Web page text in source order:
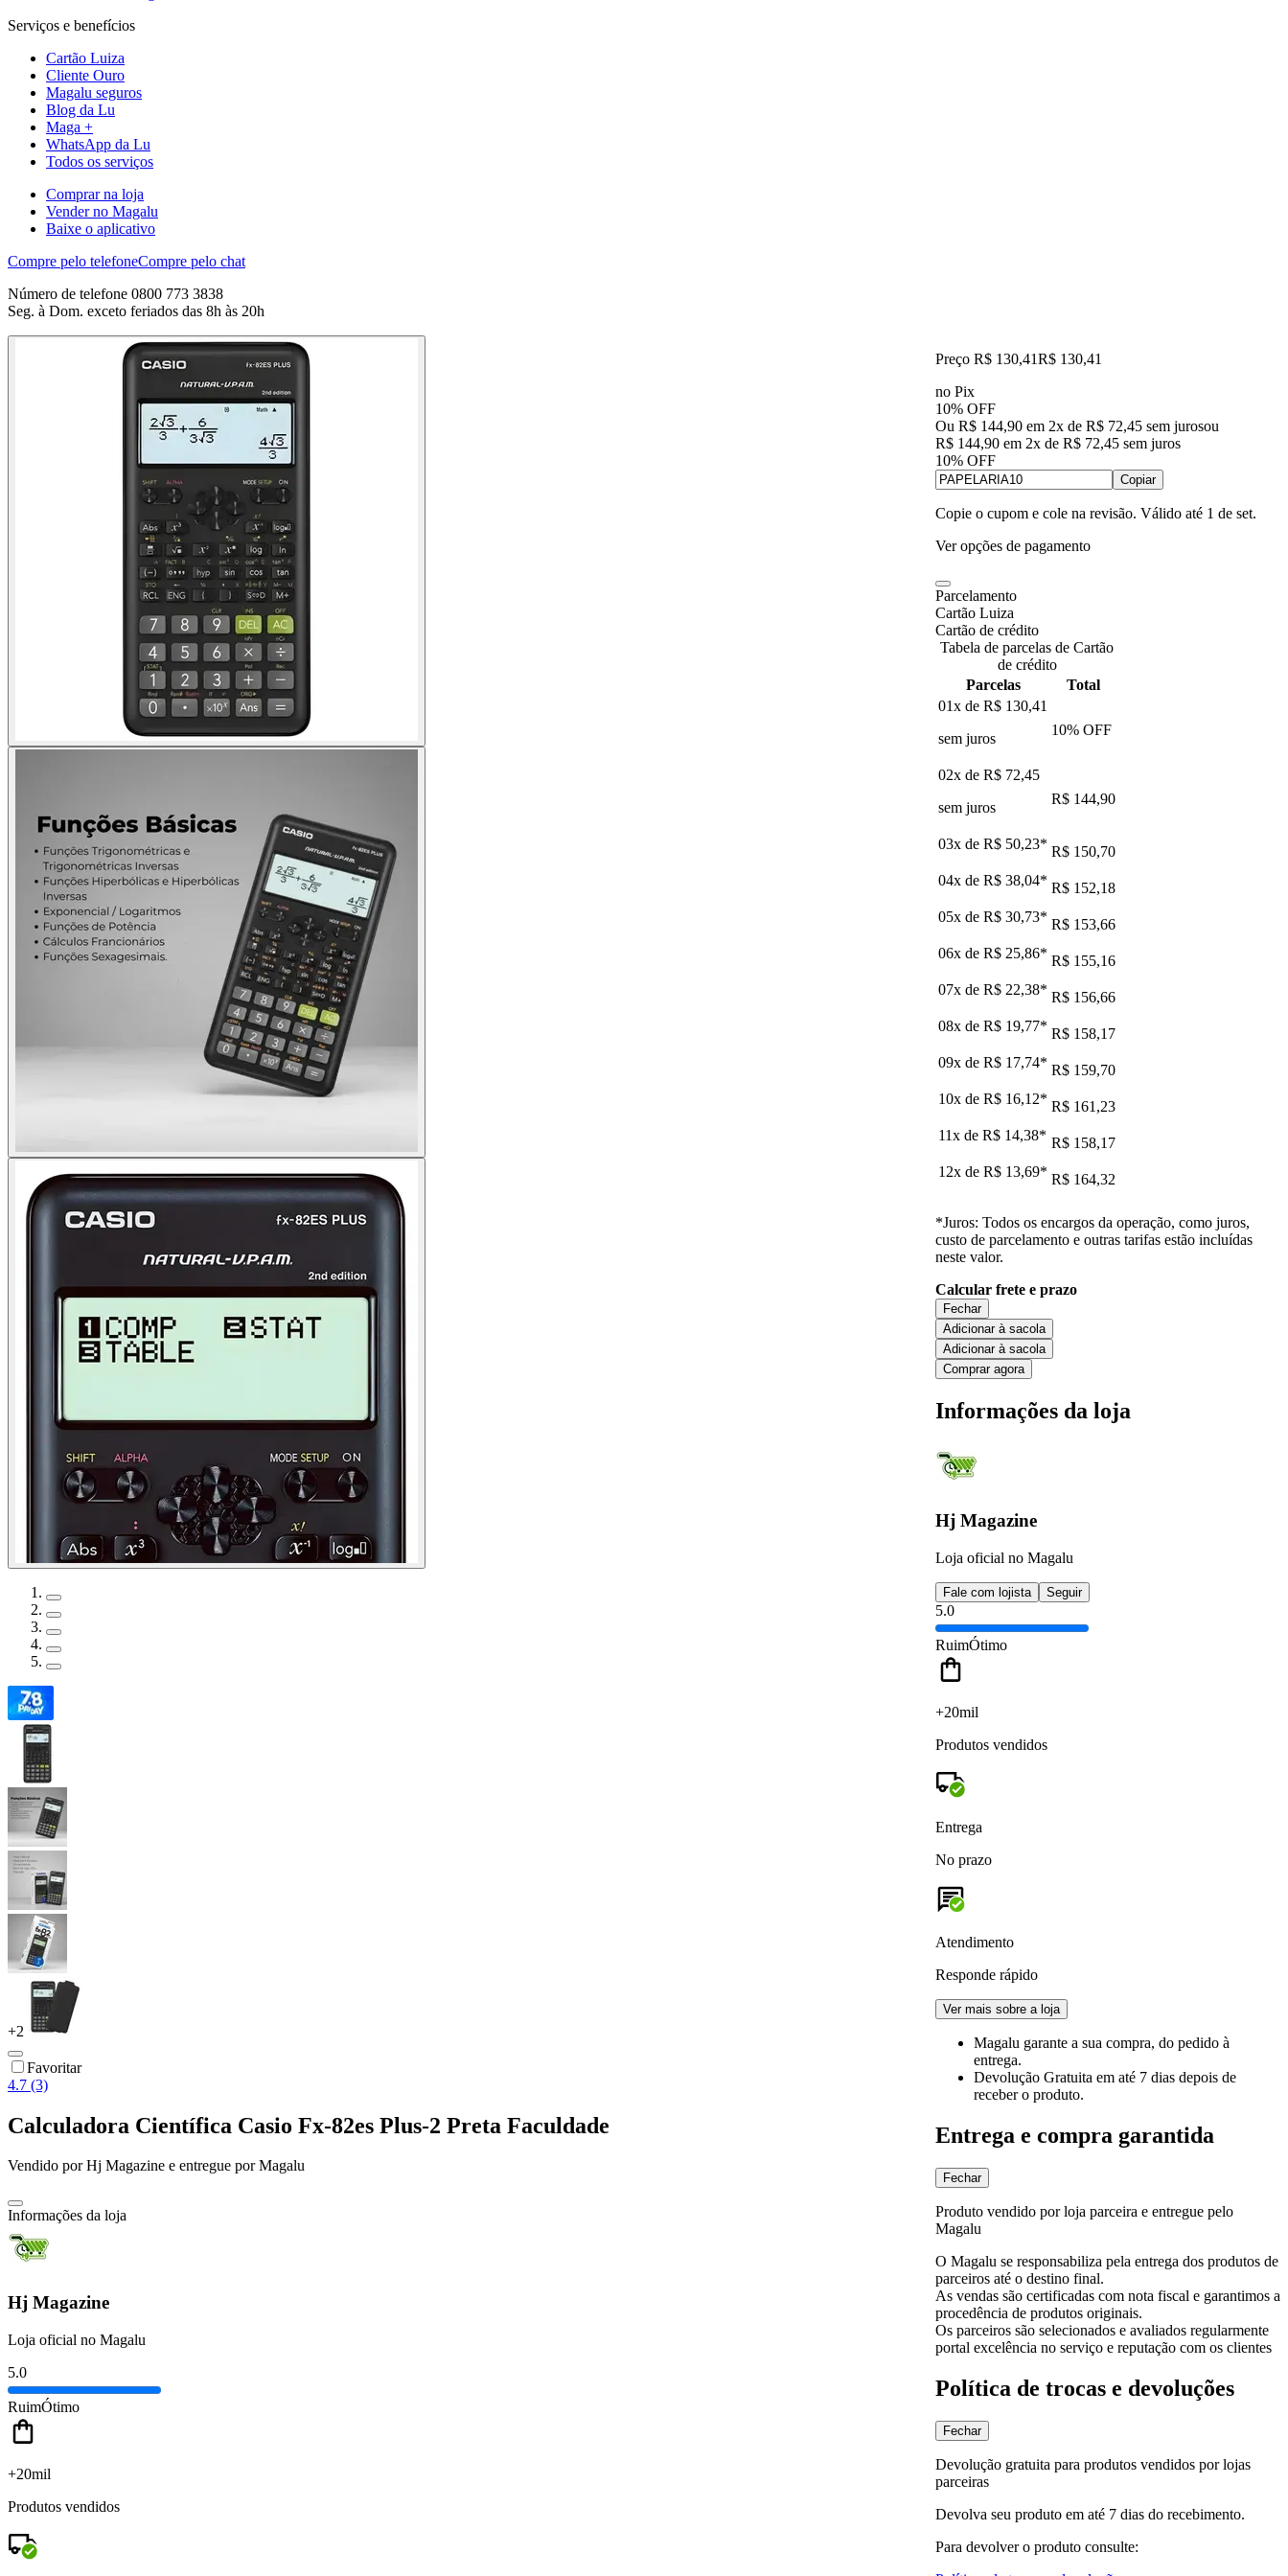
Serviços e benefícios
Cartão Luiza
Cliente Ouro
Magalu seguros
Blog da Lu
Maga +
WhatsApp da Lu
Todos os serviços
Comprar na loja
Vender no Magalu
Baixe o aplicativo
Compre pelo telefoneCompre pelo chat
Número de telefone 0800 773 3838
Seg. à Dom. exceto feriados das 8h às 20h
+2
Favoritar
4.7 (3)
Calculadora Científica Casio Fx-82es Plus-2 Preta Faculdade
Vendido porHj Magazine e entregue por Magalu
Informações da loja
Hj Magazine
Loja oficial no Magalu
5.0
RuimÓtimo
+20mil
Produtos vendidos
Preço R$ 130,41R$ 130,41
no Pix
10% OFF
Ou R$ 144,90 em 2x de R$ 72,45 sem jurosou
R$ 144,90 em 2x de R$ 72,45 sem juros
10% OFF
Copiar
Copie o cupom e cole na revisão. Válido até 1 de set.
Ver opções de pagamento
Parcelamento
Cartão Luiza
Cartão de crédito
Tabela de parcelas de Cartão
de crédito
Parcelas
Total
01x de R$ 130,41
sem juros
10% OFF
02x de R$ 72,45
sem juros
R$ 144,90
03x de R$ 50,23* R$ 150,70
04x de R$ 38,04* R$ 152,18
05x de R$ 30,73* R$ 153,66
06x de R$ 25,86* R$ 155,16
07x de R$ 22,38* R$ 156,66
08x de R$ 19,77* R$ 158,17
09x de R$ 17,74* R$ 159,70
10x de R$ 16,12* R$ 161,23
11x de R$ 14,38* R$ 158,17
12x de R$ 13,69* R$ 164,32
*Juros: Todos os encargos da operação, como juros,
custo de parcelamento e outras tarifas estão incluídas
neste valor.
Calcular frete e prazo
Fechar
Adicionar à sacola
Adicionar à sacola
Comprar agora
Informações da loja
Hj Magazine
Loja oficial no Magalu
Fale com lojista Seguir
5.0
RuimÓtimo
+20mil
Produtos vendidos
Entrega
No prazo
Atendimento
Responde rápido
Ver mais sobre a loja
Magalu garante a sua compra, do pedido à
entrega.
Devolução Gratuita em até 7 dias depois de
receber o produto.
Entrega e compra garantida
Fechar
Produto vendido por loja parceira e entregue pelo
Magalu
O Magalu se responsabiliza pela entrega dos produtos de
parceiros até o destino final.
As vendas são certificadas com nota fiscal e garantimos a
procedência de produtos originais.
Os parceiros são selecionados e avaliados regularmente
portal excelência no serviço e reputação com os clientes
Política de trocas e devoluções
Fechar
Devolução gratuita para produtos vendidos por lojas
parceiras
Devolva seu produto em até 7 dias do recebimento.
Para devolver o produto consulte: